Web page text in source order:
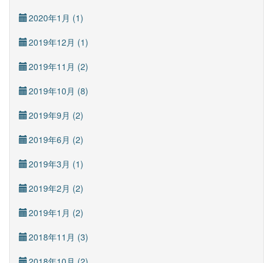
2020年1月 (1)
2019年12月 (1)
2019年11月 (2)
2019年10月 (8)
2019年9月 (2)
2019年6月 (2)
2019年3月 (1)
2019年2月 (2)
2019年1月 (2)
2018年11月 (3)